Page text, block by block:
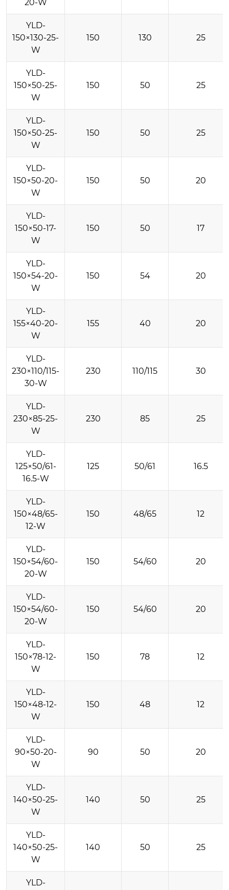
20-W
YLD-
150×130-25-
W
150 130 25
YLD-
150×50-25-
W
150 50 25
YLD-
150×50-25-
W
150 50 25
YLD-
150×50-20-
W
150 50 20
YLD-
150×50-17-
W
150 50 17
YLD-
150×54-20-
W
150 54 20
YLD-
155×40-20-
W
155 40 20
YLD-
230×110/115-
30-W
230 110/115 30
YLD-
230×85-25-
W
230 85 25
YLD-
125×50/61-
16.5-W
125 50/61 16.5
YLD-
150×48/65-
12-W
150 48/65 12
YLD-
150×54/60-
20-W
150 54/60 20
YLD-
150×54/60-
20-W
150 54/60 20
YLD-
150×78-12-
W
150 78 12
YLD-
150×48-12-
W
150 48 12
YLD-
90×50-20-
W
90 50 20
YLD-
140×50-25-
W
140 50 25
YLD-
140×50-25-
W
140 50 25
YLD-